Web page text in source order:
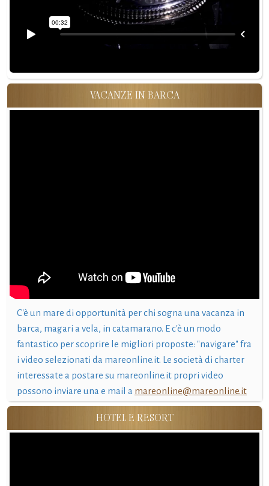
VACANZE IN BARCA
C'è un mare di opportunità per chi sogna una vacanza in
barca, magari a vela, in catamarano. E c'è un modo
fantastico per scoprire le migliori proposte: "navigare" fra
i video selezionati da mareonline.it. Le società di charter
interessate a postare su mareonline.it propri video
possono inviare una e mail a mareonline@mareonline.it
HOTEL E RESORT